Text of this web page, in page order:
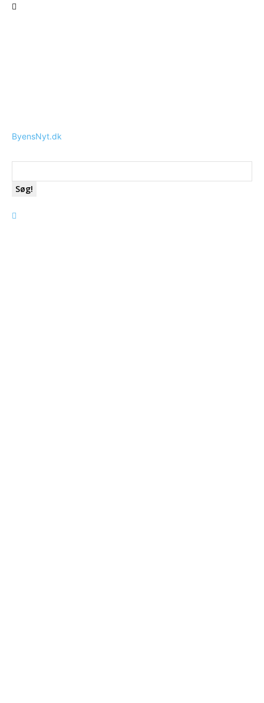
ByensNyt.dk
Søg!